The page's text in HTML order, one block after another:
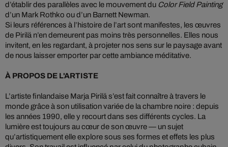
d’établir des parallèles avec le mouvement du Color Field Painting
d’un Mark Rothko ou d’un Barnett Newman.
Si leurs références à l’histoire de l’art sont manifestes, les œuvres
de Pirilä n’en demeurent pas moins très personnelles. Elles nous
invitent, en les regardant, à projeter nos sens sur le paysage avant
de nous laisser emporter par cette ambiance méditative.
À PROPOS DE L'ARTISTE
L’artiste finlandaise Marja Pirilä s’est fait connaître à travers le
monde grâce à son utilisation variée de la chambre noire : depuis
les années 1990, elle y recourt dans ses différents cycles. La
lumière est toujours au cœur de son œuvre — un sujet
qu’artistiquement elle explore sous ses formes et effets les plus